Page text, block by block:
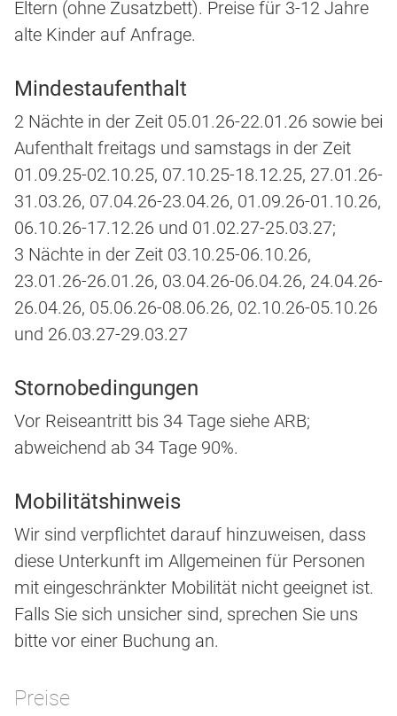
Eltern (ohne Zusatzbett). Preise für 3-12 Jahre
alte Kinder auf Anfrage.
Mindestaufenthalt
2 Nächte in der Zeit 05.01.26-22.01.26 sowie bei
Aufenthalt freitags und samstags in der Zeit
01.09.25-02.10.25, 07.10.25-18.12.25, 27.01.26-
31.03.26, 07.04.26-23.04.26, 01.09.26-01.10.26,
06.10.26-17.12.26 und 01.02.27-25.03.27;
3 Nächte in der Zeit 03.10.25-06.10.26,
23.01.26-26.01.26, 03.04.26-06.04.26, 24.04.26-
26.04.26, 05.06.26-08.06.26, 02.10.26-05.10.26
und 26.03.27-29.03.27
Stornobedingungen
Vor Reiseantritt bis 34 Tage siehe ARB;
abweichend ab 34 Tage 90%.
Mobilitätshinweis
Wir sind verpflichtet darauf hinzuweisen, dass
diese Unterkunft im Allgemeinen für Personen
mit eingeschränkter Mobilität nicht geeignet ist.
Falls Sie sich unsicher sind, sprechen Sie uns
bitte vor einer Buchung an.
Preise